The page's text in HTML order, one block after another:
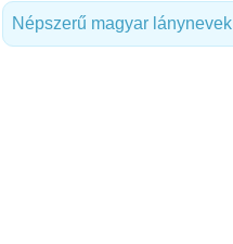
Népszerű magyar lánynevek